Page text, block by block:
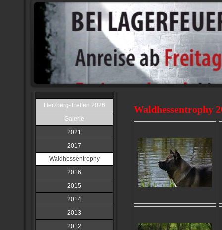
Herzberg-Treffen 2026
Galerie
2021
2017
Waldhessentrophy
2016
2015
2014
2013
2012
Waldhessentrophy